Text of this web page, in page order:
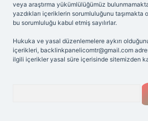
veya araştırma yükümlülüğümüz
yazdıkları içeriklerin sorumluluğunu taşımakta
bu sorumluluğu kabul etmiş sayılırlar.
Hukuka ve yasal düzenlemelere aykırı
içerikleri, backlinkpanelicomtr@gmail.com
ilgili içerikler yasal süre içerisinde sitemizden